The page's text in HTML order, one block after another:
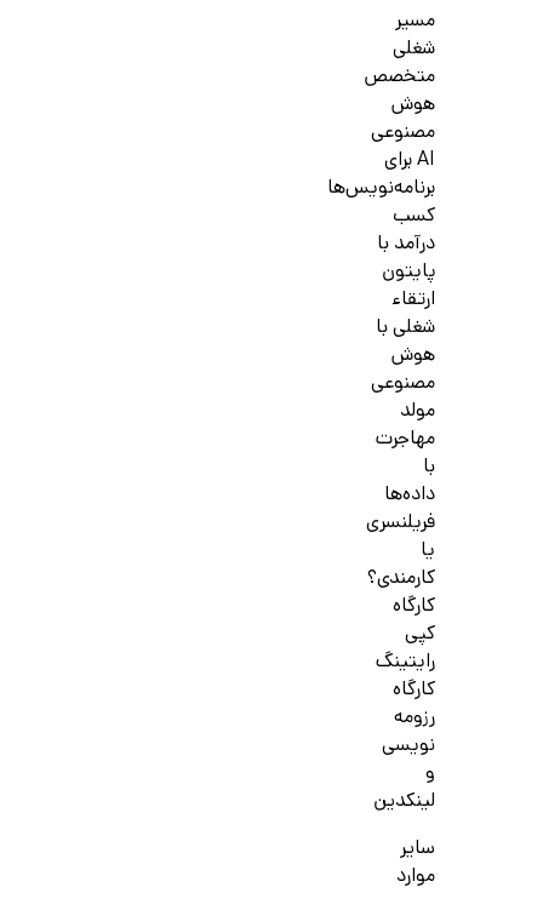
مسیر
شغلی
متخصص
هوش
مصنوعی
AI برای
برنامه‌نویس‌ها
کسب
درآمد با
پایتون
ارتقاء
شغلی با
هوش
مصنوعی
مولد
مهاجرت
با
داده‌ها
فریلنسری
یا
کارمندی؟
کارگاه
کپی
رایتینگ
کارگاه
رزومه
نویسی
و
لینکدین
سایر
موارد